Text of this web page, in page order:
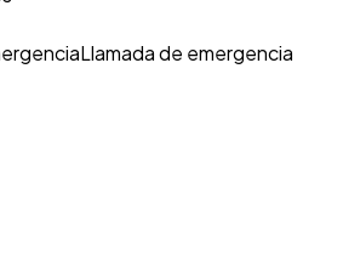
de emergencia